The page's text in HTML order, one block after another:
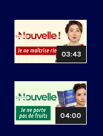
03:43
04:00